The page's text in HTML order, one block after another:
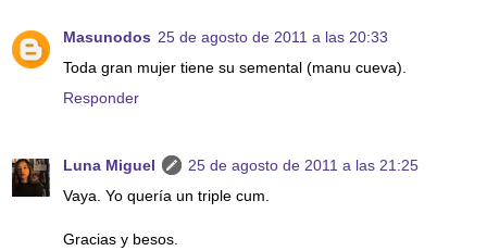
Masunodos 25 de agosto de 2011 a las 20:33
Toda gran mujer tiene su semental (manu cueva).
Responder
Luna Miguel
25 de agosto de 2011 a las 21:25
Vaya. Yo quería un triple cum.
Gracias y besos.